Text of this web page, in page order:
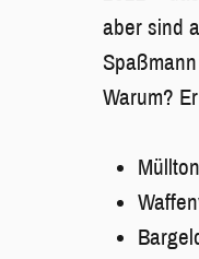
aber sind
Warum?